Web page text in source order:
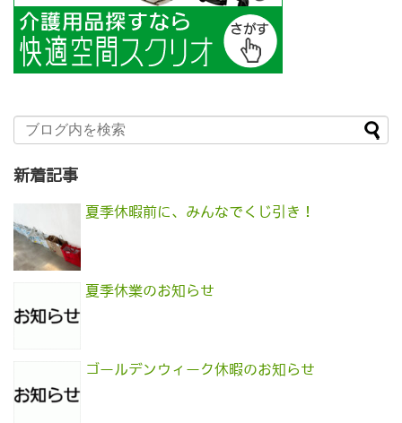
新着記事
夏季休暇前に、みんなでくじ引き！
夏季休業のお知らせ
ゴールデンウィーク休暇のお知らせ